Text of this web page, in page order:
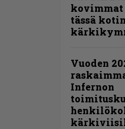
tässä
Vuoden
Infernon